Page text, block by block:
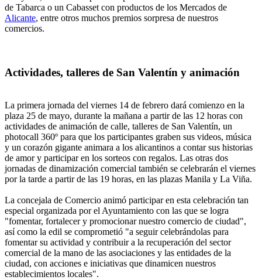
de Tabarca o un Cabasset con productos de los Mercados de
Alicante, entre otros muchos premios sorpresa de nuestros
comercios.
Actividades, talleres de San Valentín y animación
La primera jornada del viernes 14 de febrero dará comienzo en la
plaza 25 de mayo, durante la mañana a partir de las 12 horas con
actividades de animación de calle, talleres de San Valentín, un
photocall 360º para que los participantes graben sus videos, música
y un corazón gigante animara a los alicantinos a contar sus historias
de amor y participar en los sorteos con regalos. Las otras dos
jornadas de dinamización comercial también se celebrarán el viernes
por la tarde a partir de las 19 horas, en las plazas Manila y La Viña.
La concejala de Comercio animó participar en esta celebración tan
especial organizada por el Ayuntamiento con las que se logra
"fomentar, fortalecer y promocionar nuestro comercio de ciudad",
así como la edil se comprometió "a seguir celebrándolas para
fomentar su actividad y contribuir a la recuperación del sector
comercial de la mano de las asociaciones y las entidades de la
ciudad, con acciones e iniciativas que dinamicen nuestros
establecimientos locales".